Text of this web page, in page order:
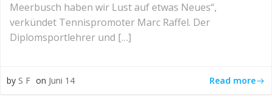
Meerbusch haben wir Lust auf etwas Neues“,
verkündet Tennispromoter Marc Raffel. Der
Diplomsportlehrer und […]
by S F on Juni 14 Read more